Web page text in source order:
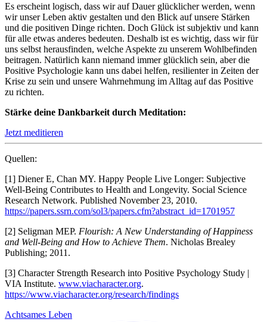
Es erscheint logisch, dass wir auf Dauer glücklicher werden, wenn
wir unser Leben aktiv gestalten und den Blick auf unsere Stärken
und die positiven Dinge richten. Doch Glück ist subjektiv und kann
für alle etwas anderes bedeuten. Deshalb ist es wichtig, dass wir für
uns selbst herausfinden, welche Aspekte zu unserem Wohlbefinden
beitragen. Natürlich kann niemand immer glücklich sein, aber die
Positive Psychologie kann uns dabei helfen, resilienter in Zeiten der
Krise zu sein und unsere Wahrnehmung im Alltag auf das Positive
zu richten.
Stärke deine Dankbarkeit durch Meditation:
Jetzt meditieren
Quellen:
[1] Diener E, Chan MY. Happy People Live Longer: Subjective
Well-Being Contributes to Health and Longevity. Social Science
Research Network. Published November 23, 2010.
https://papers.ssrn.com/sol3/papers.cfm?abstract_id=1701957
[2] Seligman MEP. Flourish: A New Understanding of Happiness
and Well-Being and How to Achieve Them. Nicholas Brealey
Publishing; 2011.
[3] Character Strength Research into Positive Psychology Study |
VIA Institute. www.viacharacter.org.
https://www.viacharacter.org/research/findings
Achtsames Leben